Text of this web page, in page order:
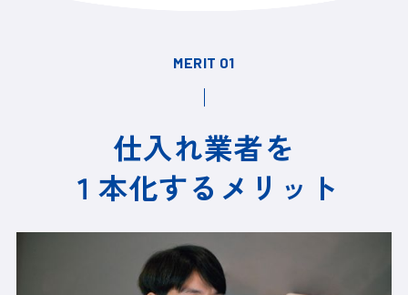
MERIT 01
仕入れ業者を
１本化するメリット